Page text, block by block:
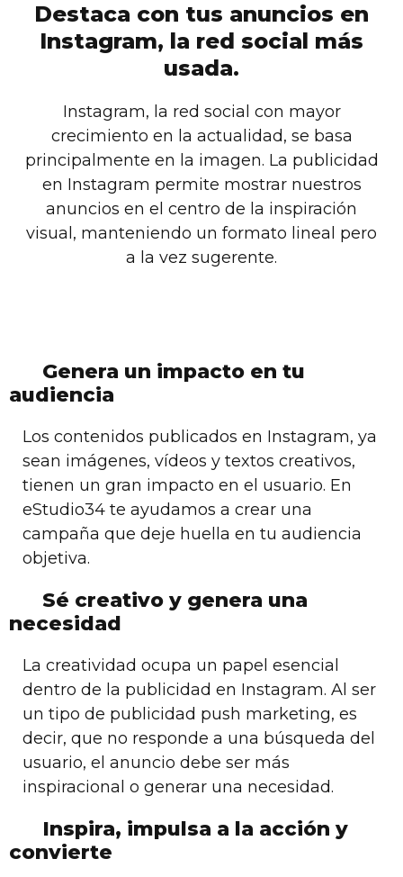
Destaca con tus anuncios en
Instagram, la red social más
usada.
Instagram, la red social con mayor
crecimiento en la actualidad, se basa
principalmente en la imagen. La publicidad
en Instagram permite mostrar nuestros
anuncios en el centro de la inspiración
visual, manteniendo un formato lineal pero
a la vez sugerente.
Genera un impacto en tu
audiencia
Los contenidos publicados en Instagram, ya
sean imágenes, vídeos y textos creativos,
tienen un gran impacto en el usuario. En
eStudio34 te ayudamos a crear una
campaña que deje huella en tu audiencia
objetiva.
Sé creativo y genera una
necesidad
La creatividad ocupa un papel esencial
dentro de la publicidad en Instagram. Al ser
un tipo de publicidad push marketing, es
decir, que no responde a una búsqueda del
usuario, el anuncio debe ser más
inspiracional o generar una necesidad.
Inspira, impulsa a la acción y
convierte